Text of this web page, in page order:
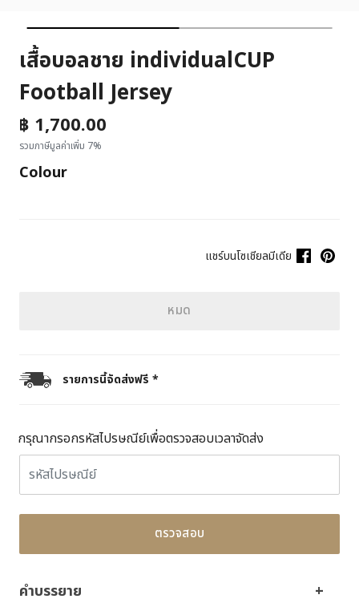
เสื้อบอลชาย individualCUP
Football Jersey
฿ 1,700.00
รวมภาษีมูลค่าเพิ่ม 7%
Colour
แชร์บนโซเชียลมีเดีย
หมด
รายการนี้จัดส่งฟรี *
กรุณากรอกรหัสไปรษณีย์เพื่อตรวจสอบเวลาจัดส่ง
ตรวจสอบ
คำบรรยาย